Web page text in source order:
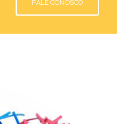
FALE CONOSCO